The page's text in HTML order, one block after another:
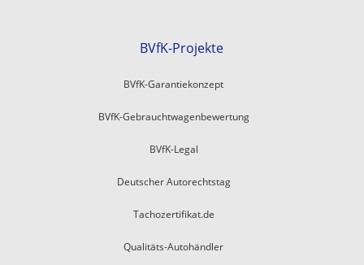
BVfK-Projekte
BVfK-Garantiekonzept
BVfK-Gebrauchtwagenbewertung
BVfK-Legal
Deutscher Autorechtstag
Tachozertifikat.de
Qualitäts-Autohändler